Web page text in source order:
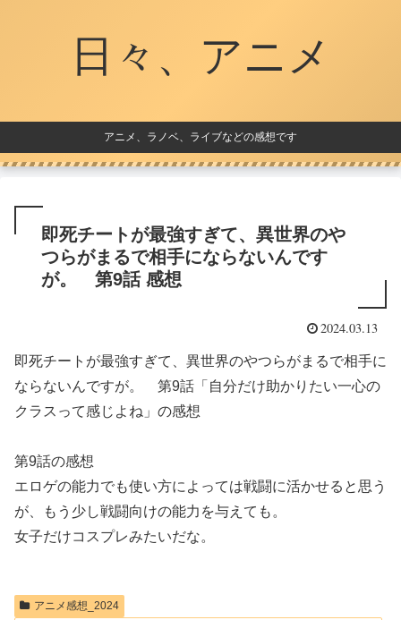
日々、アニメ
アニメ、ラノベ、ライブなどの感想です
即死チートが最強すぎて、異世界のや
つらがまるで相手にならないんです
が。 第9話 感想
2024.03.13
即死チートが最強すぎて、異世界のやつらがまるで相手に
ならないんですが。 第9話「自分だけ助かりたい一心の
クラスって感じよね」の感想
第9話の感想
エロゲの能力でも使い方によっては戦闘に活かせると思う
が、もう少し戦闘向けの能力を与えても。
女子だけコスプレみたいだな。
アニメ感想_2024